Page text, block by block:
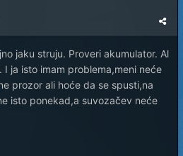
jaku struju. Proveri akumulator. Al
ja isto imam problema,meni neće
prozor ali hoće da se spusti,na
isto ponekad,a suvozačev neće